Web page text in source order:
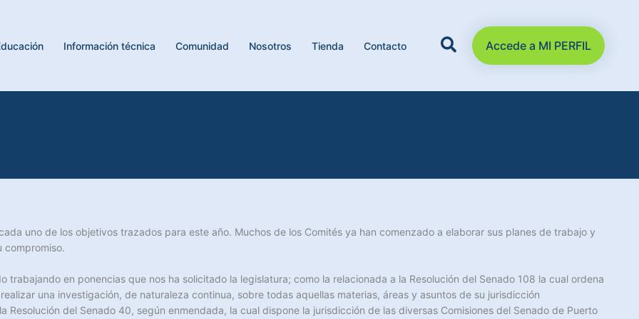
Información técnica Comunidad Nosotros Tienda Contacto Accede a MI PERFIL
uno de los objetivos trazados para este año. Muchos de los Comités ya han comenzado a elaborar sus planes de trabajo y
compromiso.
trabajando en ponencias que nos ha solicitado la legislatura; como la relacionada a la Resolución del Senado 108 la cual ordena
una investigación, de naturaleza continua, sobre todas aquellas materias, áreas y asuntos de su jurisdicción
Resolución del Senado 40, según enmendada, la cual dispone la jurisdicción de las diversas Comisiones del Senado de Puerto